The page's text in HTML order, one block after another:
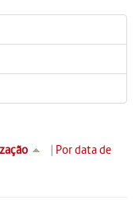
| Por data de